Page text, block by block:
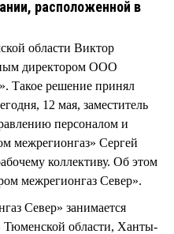
расположенной в
области Виктор
директором ООО
Такое решение принял
12 мая, заместитель
персоналом и
межрегионгаз» Сергей
коллективу. Об этом
межрегионгаз Север».
Север» занимается
Тюменской области, Ханты-